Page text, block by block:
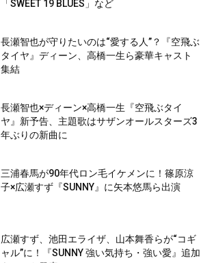
「SWEET 19 BLUES」など
長瀬智也が守りたいのは“愛する人”？『空飛ぶ
タイヤ』ディーン、高橋一生ら豪華キャスト
集結
長瀬智也×ディーン×高橋一生『空飛ぶタイ
ヤ』新予告、主題歌はサザンオールスターズ3
年ぶりの新曲に
三浦春馬が90年代ロン毛イケメンに！篠原涼
子×広瀬すず『SUNNY』に矢本悠馬ら出演
広瀬すず、池田エライザ、山本舞香らが“コギ
ャル”に！『SUNNY 強い気持ち・強い愛』追加